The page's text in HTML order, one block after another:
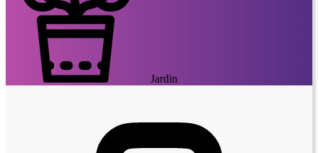
Jardin